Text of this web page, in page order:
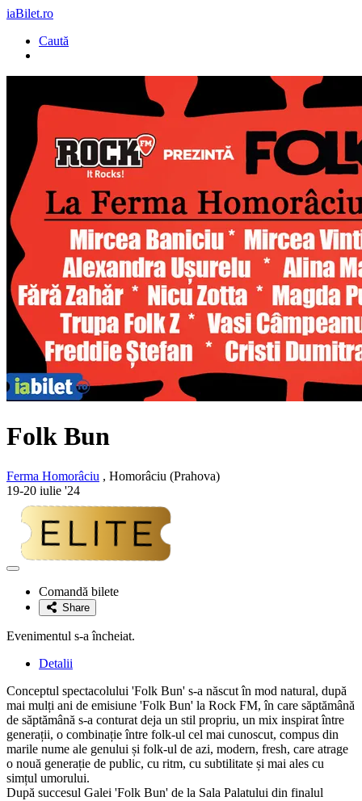
iaBilet.ro
Caută
Folk Bun
Ferma Homorâciu , Homorâciu (Prahova)
19-20 iulie '24
Adaugă
favoriteComandă bilete
Share
Evenimentul s-a încheiat.
Detalii
Conceptul spectacolului 'Folk Bun' s-a născut în mod natural, după
mai mulți ani de emisiune 'Folk Bun' la Rock FM, în care săptămână
de săptămână s-a conturat deja un stil propriu, un mix inspirat între
generații, o combinație între folk-ul cel mai cunoscut, compus din
marile nume ale genului și folk-ul de azi, modern, fresh, care atrage
o nouă generație de public, cu ritm, cu subtilitate și mai ales cu
simțul umorului.
După succesul Galei 'Folk Bun' de la Sala Palatului din finalul